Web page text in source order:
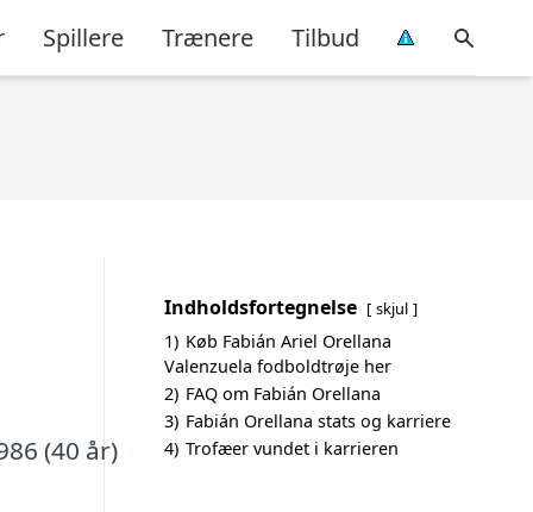
Spillere Trænere Tilbud
(40 år)
Indholdsfortegnelse skjul
1) Køb Fabián Ariel Orellana
Valenzuela fodboldtrøje her
2) FAQ om Fabián Orellana
3) Fabián Orellana stats og karriere
4) Trofæer vundet i karrieren